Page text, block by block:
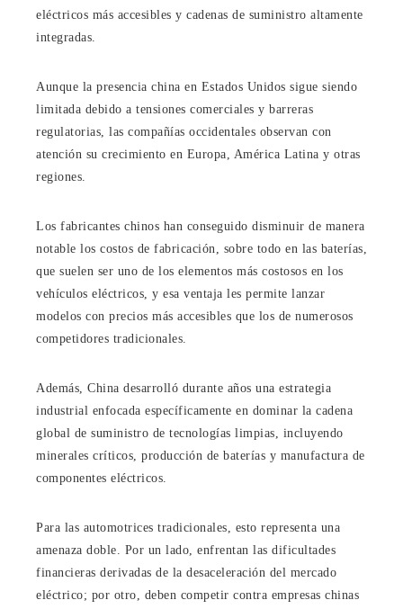
eléctricos más accesibles y cadenas de suministro altamente
integradas.
Aunque la presencia china en Estados Unidos sigue siendo
limitada debido a tensiones comerciales y barreras
regulatorias, las compañías occidentales observan con
atención su crecimiento en Europa, América Latina y otras
regiones.
Los fabricantes chinos han conseguido disminuir de manera
notable los costos de fabricación, sobre todo en las baterías,
que suelen ser uno de los elementos más costosos en los
vehículos eléctricos, y esa ventaja les permite lanzar
modelos con precios más accesibles que los de numerosos
competidores tradicionales.
Además, China desarrolló durante años una estrategia
industrial enfocada específicamente en dominar la cadena
global de suministro de tecnologías limpias, incluyendo
minerales críticos, producción de baterías y manufactura de
componentes eléctricos.
Para las automotrices tradicionales, esto representa una
amenaza doble. Por un lado, enfrentan las dificultades
financieras derivadas de la desaceleración del mercado
eléctrico; por otro, deben competir contra empresas chinas